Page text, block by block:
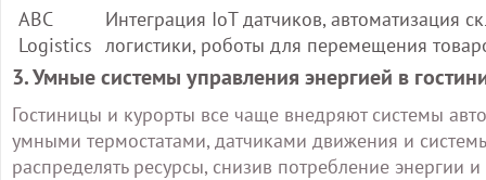
ABC
Logistics
Интеграция IoT датчиков, автоматизация
логистики, роботы для перемещения
3. Умные системы управления энергией в
Гостиницы и курорты все чаще внедряют системы
умными термостатами, датчиками движения и
распределять ресурсы, снизив потребление энергии